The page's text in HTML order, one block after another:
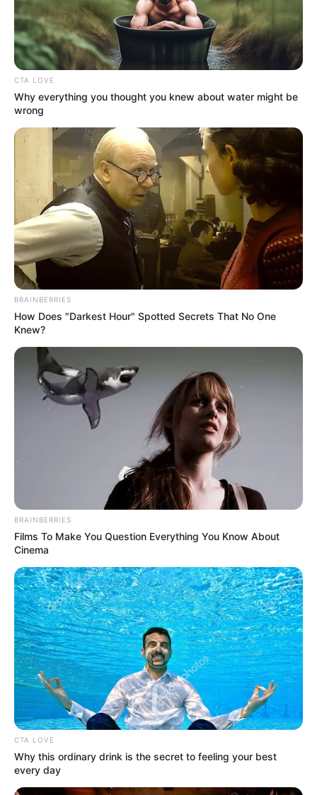
Υπάρχει ενημέρωση και πρόγνωση για τον καιρό; +
Πώς μαθαίνω άμεσα για δασικές πυρκαγιές και
ενεργά μέτωπα;
Προσφέρετε ρεπορτάζ για τροχαία και την κίνηση
στους δρόμους;
Πού μπορώ να δω τις προγραμματισμένες απεργίες
και κινητοποιήσεις;
Υπάρχει άμεση καταγραφή για σεισμικές δονήσεις; +
Καλύπτετε θέματα που αφορούν επιδόματα και
παροχές;
Το site διαθέτει ενότητα για διεθνή επικαιρότητα; +
Υπάρχει κάλυψη για τον Αθλητισμό;
Μπορώ να διαβάσω νέα που αφορούν την Υγεία;
Ενημερώνετε για πολιτιστικές εκδηλώσεις και
Αριθμός Πιστοποίησης
242136
2018/334 της Επιτροπής της 1ης Μαρτίου 2018 σχετικά με τα μέτρα
CTA LOVE
Why everything you thought you knew about water might be
wrong
BRAINBERRIES
How Does "Darkest Hour" Spotted Secrets That No One
Knew?
BRAINBERRIES
Films To Make You Question Everything You Know About
Cinema
CTA LOVE
Why this ordinary drink is the secret to feeling your best
every day